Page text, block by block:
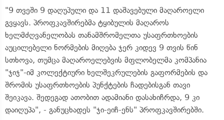
"9 თვეში 9 დაღუპული და 11 დაშავებული მაღაროელი
გვყავს. პროფკავშირებმა ტყიბულის მაღაროს
ხელმძღვანელობას თანამშრომელთა უსაფრთხოების
აუცილებელი ნორმების მიღება ჯერ კიდევ 9 თვის წინ
სთხოვა, თუმცა მაღაროელებვის მფლობელმა კომპანია
"ჯიჯ"-იმ კოლექტიური ხელშეკრულების გაფორმების და
შრომის უსაფრთხოების პუნქტების ჩადებისგან თავი
შეიკავა. შედეგად ათობით ადამიანი დასახიჩრდა, 9 კი
დაიღუპა", - განუცხადეს "ჯი-ეიჩ-ენს" პროფკავშირებში.